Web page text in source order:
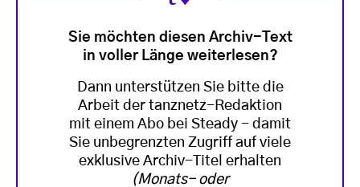
Sie möchten diesen Archiv-Text
in voller Länge weiterlesen?
Dann unterstützen Sie bitte die
Arbeit der tanznetz-Redaktion
mit einem Abo bei Steady - damit
Sie unbegrenzten Zugriff auf viele
exklusive Archiv-Titel erhalten
(Monats- oder